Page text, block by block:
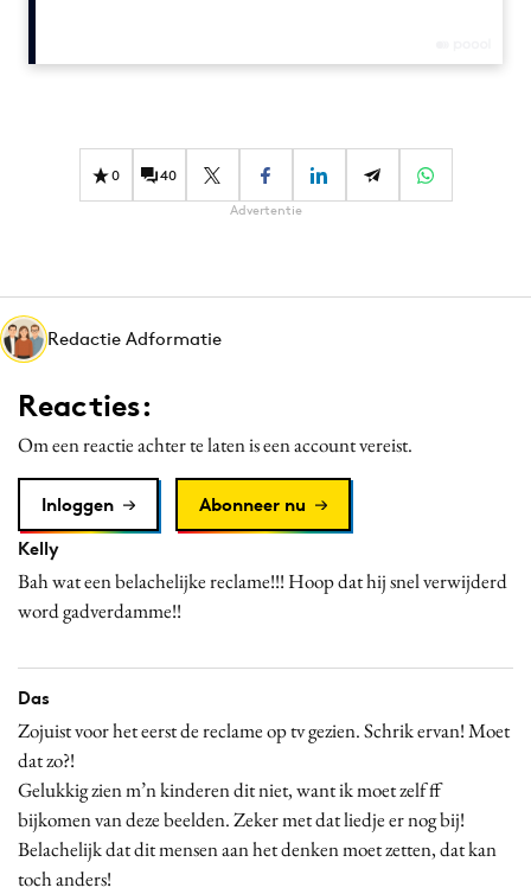
Influencer marketing
Interne communicatie
Media
Merkstrategie
PR
Programmatic
Purpose Marketing
Reputatie & crisis
0 40
Advertentie
Redactie Adformatie
Reacties:
Om een reactie achter te laten is een account vereist.
Inloggen
Abonneer nu
Kelly
Bah wat een belachelijke reclame!!! Hoop dat hij snel verwijderd
word gadverdamme!!
Das
Zojuist voor het eerst de reclame op tv gezien. Schrik ervan! Moet
dat zo?!
Gelukkig zien m’n kinderen dit niet, want ik moet zelf ff
bijkomen van deze beelden. Zeker met dat liedje er nog bij!
Belachelijk dat dit mensen aan het denken moet zetten, dat kan
toch anders!